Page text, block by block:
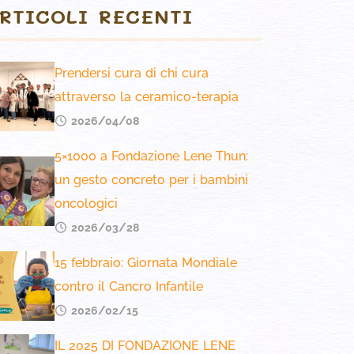
RECENTI
Prendersi cura di chi cura
attraverso la ceramico-terapia
2026/04/08
5×1000 a Fondazione Lene Thun:
un gesto concreto per i bambini
oncologici
2026/03/28
15 febbraio: Giornata Mondiale
contro il Cancro Infantile
2026/02/15
IL 2025 DI FONDAZIONE LENE